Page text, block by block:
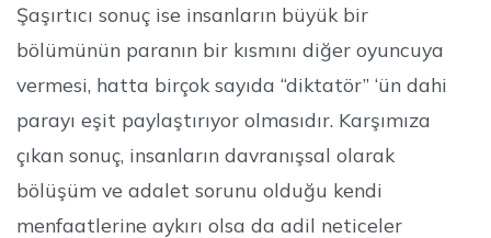
Şaşırtıcı sonuç ise insanların büyük bir
bölümünün paranın bir kısmını diğer oyuncuya
vermesi, hatta birçok sayıda “diktatör” ‘ün dahi
parayı eşit paylaştırıyor olmasıdır. Karşımıza
çıkan sonuç, insanların davranışsal olarak
bölüşüm ve adalet sorunu olduğu kendi
menfaatlerine aykırı olsa da adil neticeler